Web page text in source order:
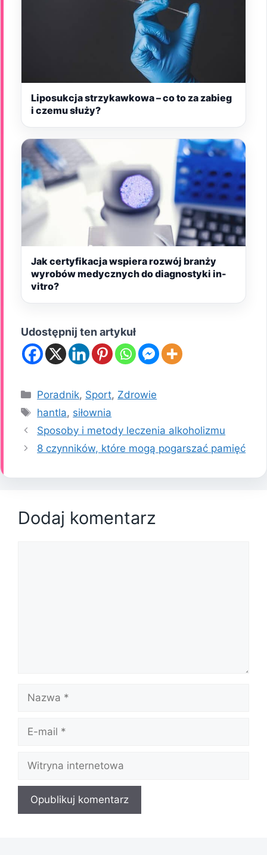
Liposukcja strzykawkowa – co to za zabieg
i czemu służy?
Jak certyfikacja wspiera rozwój branży
wyrobów medycznych do diagnostyki in-
vitro?
Udostępnij ten artykuł
Kategorie
Poradnik, Sport, Zdrowie
Tagi
hantla, siłownia
Sposoby i metody leczenia alkoholizmu
8 czynników, które mogą pogarszać pamięć
Dodaj komentarz
Nazwa
Witryna
internetowa